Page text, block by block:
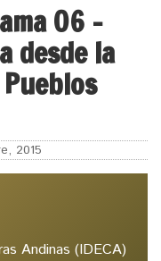
06 –
desde la
2015
Andinas (IDECA)